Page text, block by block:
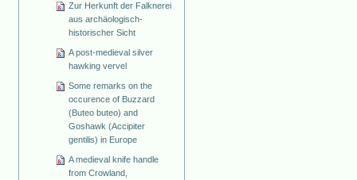
Zur Herkunft der Falknerei
aus archäologisch-
historischer Sicht
A post-medieval silver
hawking vervel
Some remarks on the
occurence of Buzzard
(Buteo buteo) and
Goshawk (Accipiter
gentilis) in Europe
A medieval knife handle
from Crowland,